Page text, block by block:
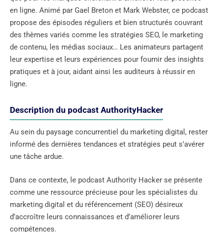
en ligne. Animé par Gael Breton et Mark Webster, ce podcast
propose des épisodes réguliers et bien structurés couvrant
des thèmes variés comme les stratégies SEO, le marketing
de contenu, les médias sociaux… Les animateurs partagent
leur expertise et leurs expériences pour fournir des insights
pratiques et à jour, aidant ainsi les auditeurs à réussir en
ligne.
Description du podcast AuthorityHacker
Au sein du paysage concurrentiel du marketing digital, rester
informé des dernières tendances et stratégies peut s’avérer
une tâche ardue.
Dans ce contexte, le podcast Authority Hacker se présente
comme une ressource précieuse pour les spécialistes du
marketing digital et du référencement (SEO) désireux
d’accroître leurs connaissances et d’améliorer leurs
compétences.